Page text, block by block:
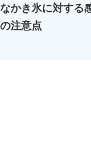
かき氷に対する
注意点